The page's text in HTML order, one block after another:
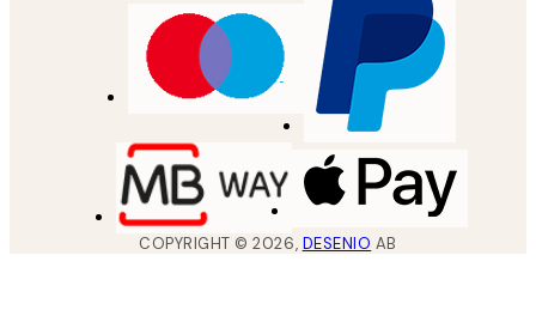
COPYRIGHT ©2026, DESENIO AB